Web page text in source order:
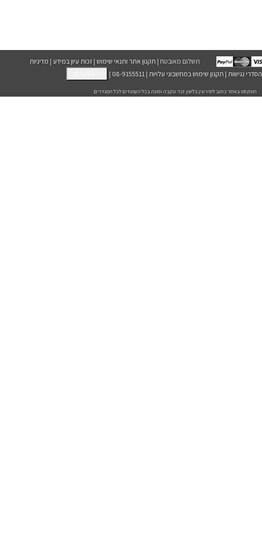
תשלום מאובטח | תקנון אתר ותנאי שימוש |זכות עיון במידע | מדיניות
הסדרי נגישות | תקנון שימוש במחשבוני עלויות |
08-9155511
|
הטקסט באתר כתוב לסירוגין בלשון זכר ונקבה ופונה בכל העמודים לכל המגדרים